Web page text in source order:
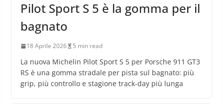
Pilot Sport S 5 è la gomma per il
bagnato
18 Aprile 2026 5 min read
La nuova Michelin Pilot Sport S 5 per Porsche 911 GT3
RS è una gomma stradale per pista sul bagnato: più
grip, più controllo e stagione track-day più lunga